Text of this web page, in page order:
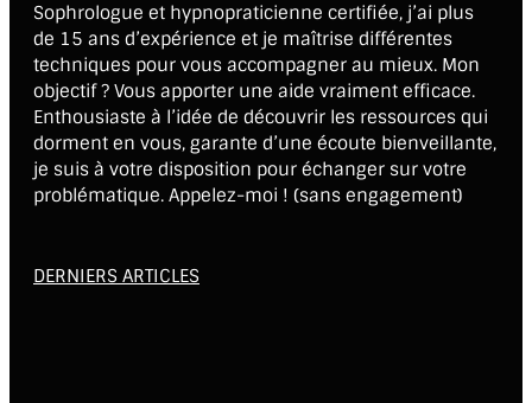
Sophrologue et hypnopraticienne certifiée, j’ai plus
de 15 ans d’expérience et je maîtrise différentes
techniques pour vous accompagner au mieux. Mon
objectif ? Vous apporter une aide vraiment efficace.
Enthousiaste à l’idée de découvrir les ressources qui
dorment en vous, garante d’une écoute bienveillante,
je suis à votre disposition pour échanger sur votre
problématique. Appelez-moi ! (sans engagement)
DERNIERS ARTICLES